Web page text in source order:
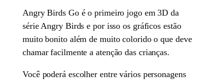
Angry Birds Go é o primeiro jogo em 3D da
série Angry Birds e por isso os gráficos estão
muito bonito além de muito colorido o que deve
chamar facilmente a atenção das crianças.
Você poderá escolher entre vários personagens